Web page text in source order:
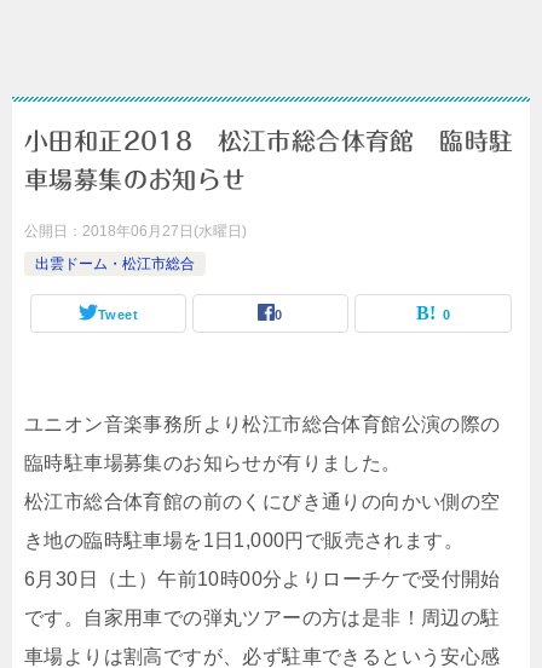
小田和正2018 松江市総合体育館 臨時駐
車場募集のお知らせ
公開日： 2018年06月27日(水曜日)
出雲ドーム・松江市総合
Tweet 0 0
ユニオン音楽事務所より松江市総合体育館公演の際の
臨時駐車場募集のお知らせが有りました。
松江市総合体育館の前のくにびき通りの向かい側の空
き地の臨時駐車場を1日1,000円で販売されます。
6月30日（土）午前10時00分よりローチケで受付開始
です。自家用車での弾丸ツアーの方は是非！周辺の駐
車場よりは割高ですが、必ず駐車できるという安心感